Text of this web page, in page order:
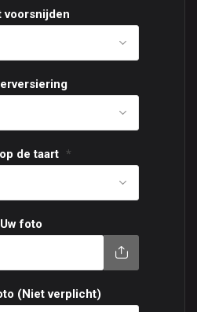
voorsnijden
de taart *
Uw foto
(Niet verplicht)